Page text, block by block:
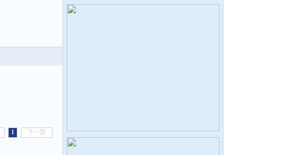
1 下一页